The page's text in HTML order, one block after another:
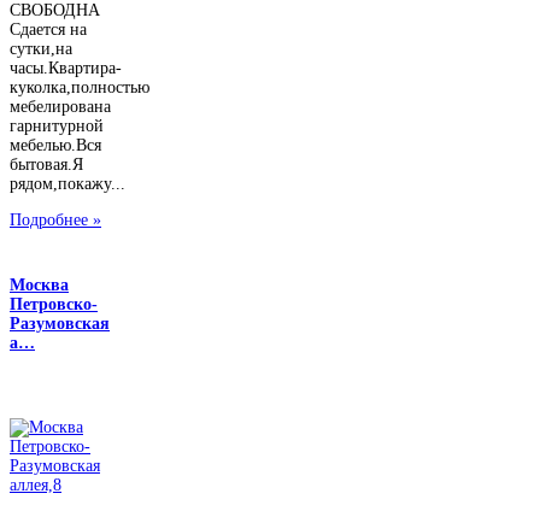
СВОБОДНА
Сдается на
сутки,на
часы.Квартира-
куколка,полностью
мебелирована
гарнитурной
мебелью.Вся
бытовая.Я
рядом,покажу...
Подробнее »
Москва
Петровско-
Разумовская
а…